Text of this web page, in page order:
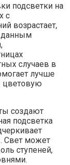
подсветки на
с
возрастает,
данным
случаев в
лучше
цветовую
создают
подсветка
Свет может
ступеней,